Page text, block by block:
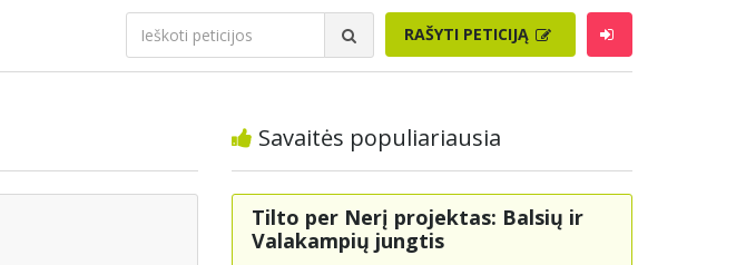
RAŠYTI PETICIJĄ
Savaitės populiariausia
Tilto per Nerį projektas: Balsių ir
Valakampių jungtis